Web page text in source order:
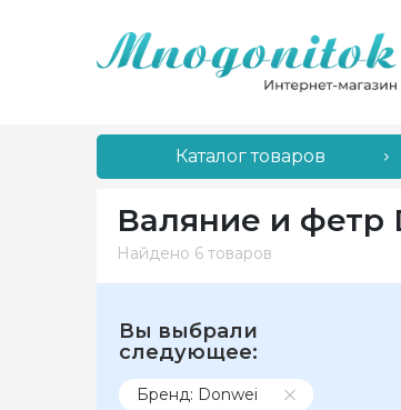
Каталог товаров
Валяние и фетр
Найдено 6 товаров
Вы выбрали
следующее:
Бренд: Donwei